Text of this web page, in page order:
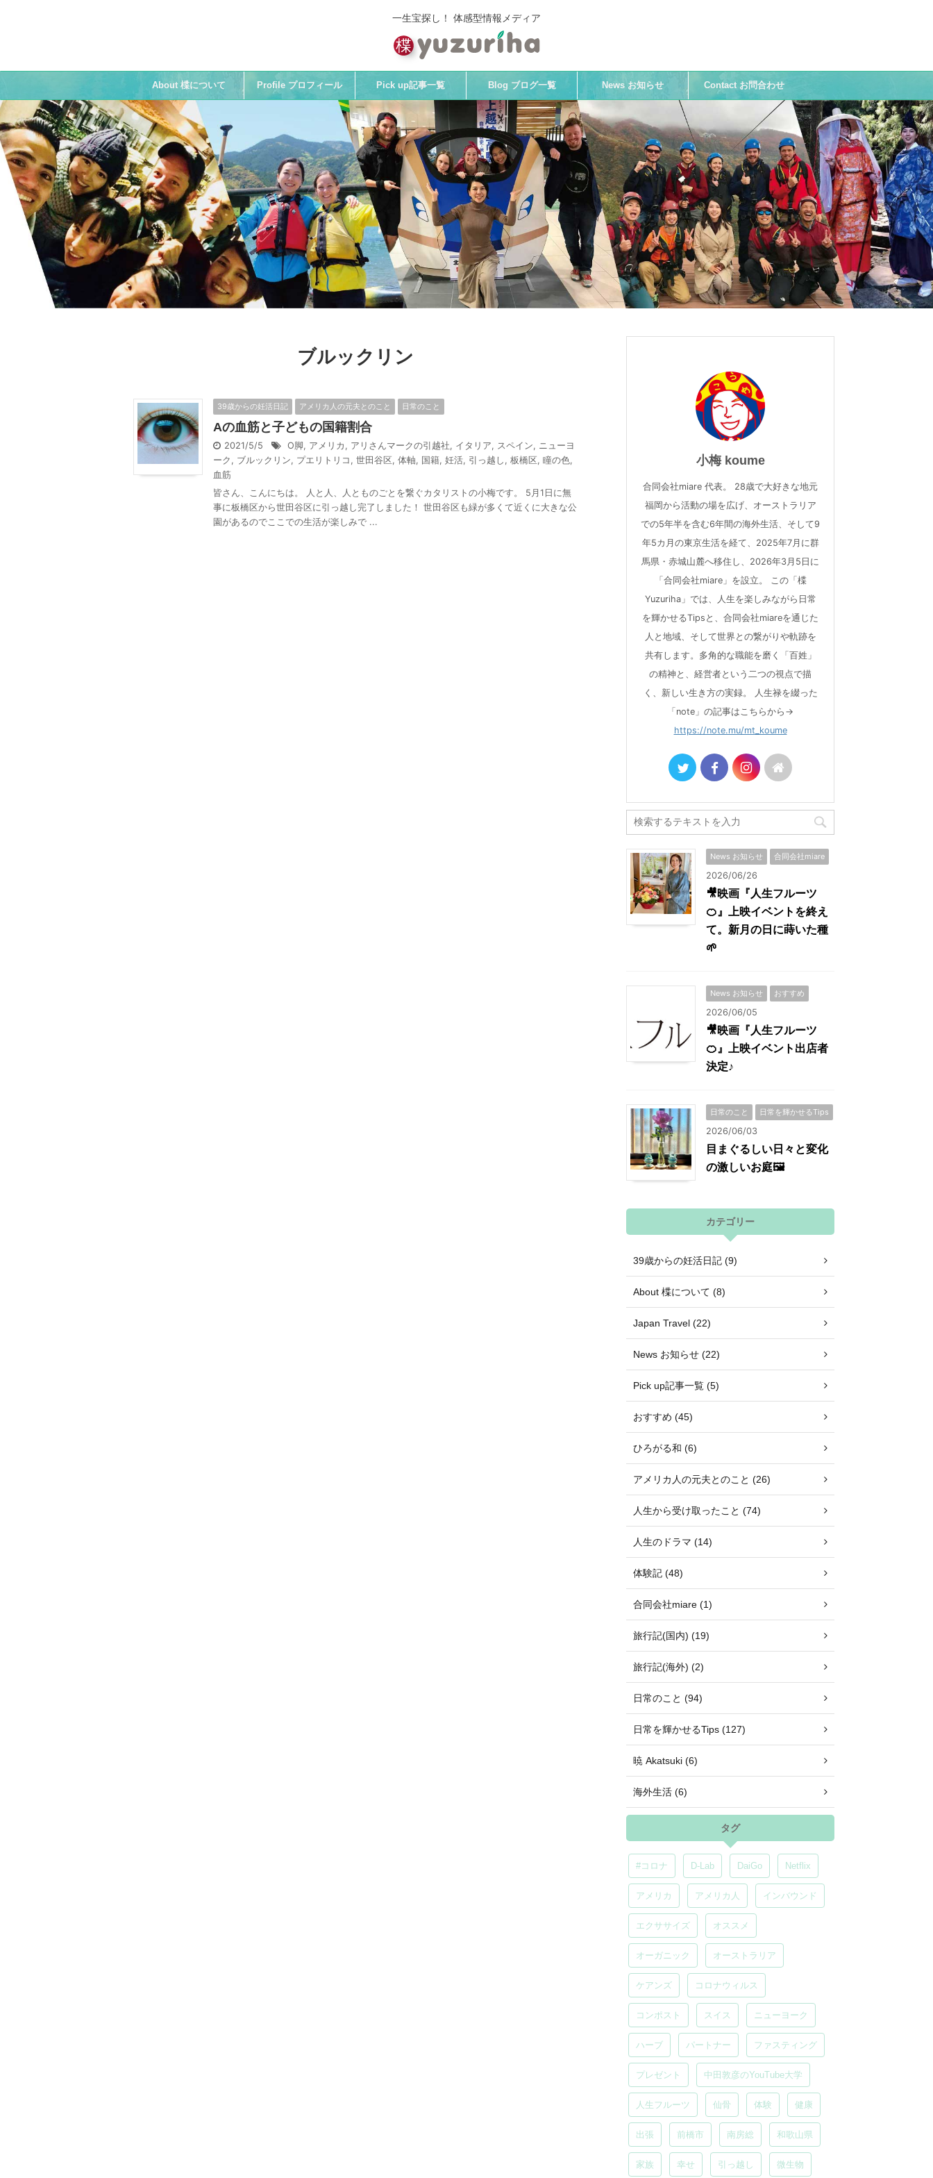
一生宝探し！ 体感型情報メディア
About 楪について Profile プロフィール Pick up記事一覧 Blog ブログ一覧 News お知らせ Contact お問合わせ
ブルックリン
39歳からの妊活日記 アメリカ人の元夫とのこと 日常のこと
Aの血筋と子どもの国籍割合
2021/5/5 O脚, アメリカ , アリさんマークの引越社, イタリア, スペイン, ニューヨ
ーク , ブルックリン, プエリトリコ , 世田谷区, 体軸, 国籍, 妊活, 引っ越し , 板橋区, 瞳の色,
血筋
皆さん、こんにちは。 人と人、人とものごとを繋ぐカタリストの小梅です。 5月1日に無
事に板橋区から世田谷区に引っ越し完了しました！ 世田谷区も緑が多くて近くに大きな公
園があるのでここでの生活が楽しみで ...
小梅 koume
合同会社miare 代表。 28歳で大好きな地元
福岡から活動の場を広げ、オーストラリア
での5年半を含む6年間の海外生活、そして9
年5カ月の東京生活を経て、2025年7月に群
馬県・赤城山麓へ移住し、2026年3月5日に
「合同会社miare」を設立。 この「楪
Yuzuriha」では、人生を楽しみながら日常
を輝かせるTipsと、合同会社miareを通じた
人と地域、そして世界との繋がりや軌跡を
共有します。多角的な職能を磨く「百姓」
の精神と、経営者という二つの視点で描
く、新しい生き方の実録。 人生禄を綴った
「note」の記事はこちらから→
https://note.mu/mt_koume
News お知らせ 合同会社miare
2026/06/26
🎥映画『人生フルーツ
🍊』上映イベントを終え
て。新月の日に蒔いた種
🌱
News お知らせ おすすめ
2026/06/05
🎥映画『人生フルーツ
🍊』上映イベント出店者
決定♪
日常のこと 日常を輝かせるTips
2026/06/03
目まぐるしい日々と変化
の激しいお庭🖼
カテゴリー
39歳からの妊活日記 (9)
About 楪について (8)
Japan Travel (22)
News お知らせ (22)
Pick up記事一覧 (5)
おすすめ (45)
ひろがる和 (6)
アメリカ人の元夫とのこと (26)
人生から受け取ったこと (74)
人生のドラマ (14)
体験記 (48)
合同会社miare (1)
旅行記(国内) (19)
旅行記(海外) (2)
日常のこと (94)
日常を輝かせるTips (127)
暁 Akatsuki (6)
海外生活 (6)
タグ
#コロナ D-Lab DaiGo Netflix
アメリカ アメリカ人 インバウンド
エクササイズ オススメ
オーガニック オーストラリア
ケアンズ コロナウィルス
コンポスト スイス ニューヨーク
ハーブ パートナー ファスティング
プレゼント 中田敦彦のYouTube大学
人生フルーツ 仙骨 体験 健康
出張 前橋市 南房総 和歌山県
家族 幸せ 引っ越し 微生物